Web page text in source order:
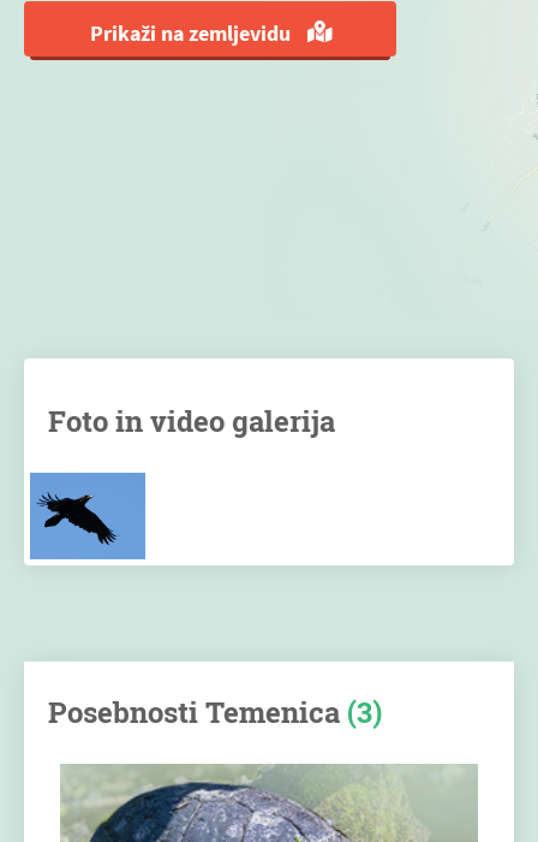
Prikaži na zemljevidu
Foto in video galerija
Posebnosti Temenica (3)